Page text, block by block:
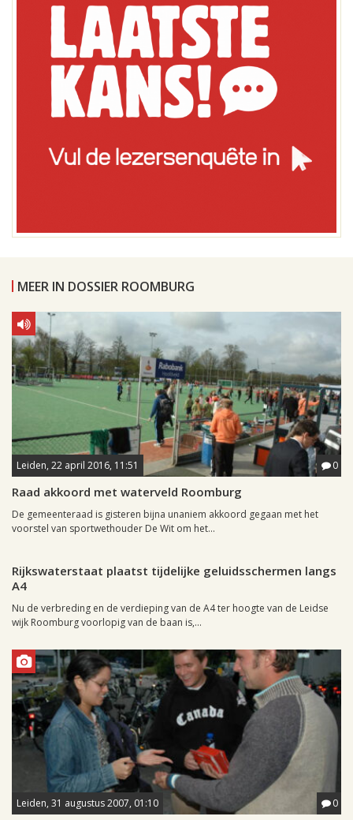
MEER IN DOSSIER ROOMBURG
Leiden, 22 april 2016, 11:51 0
Raad akkoord met waterveld Roomburg
De gemeenteraad is gisteren bijna unaniem akkoord gegaan met het
voorstel van sportwethouder De Wit om het...
Rijkswaterstaat plaatst tijdelijke geluidsschermen langs
A4
Nu de verbreding en de verdieping van de A4 ter hoogte van de Leidse
wijk Roomburg voorlopig van de baan is,...
Leiden, 31 augustus 2007, 01:10 0